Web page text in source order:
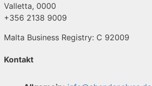
Valletta, 0000
+356 2138 9009
Malta Business Registry: C 92009
Kontakt